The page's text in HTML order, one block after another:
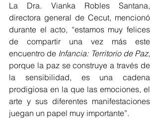
La Dra. Vianka Robles Santana,
directora general de Cecut, mencionó
durante el acto, “estamos muy felices
de compartir una vez más este
encuentro de Infancia: Territorio de Paz,
porque la paz se construye a través de
la sensibilidad, es una cadena
prodigiosa en la que las emociones, el
arte y sus diferentes manifestaciones
juegan un papel muy importante”.